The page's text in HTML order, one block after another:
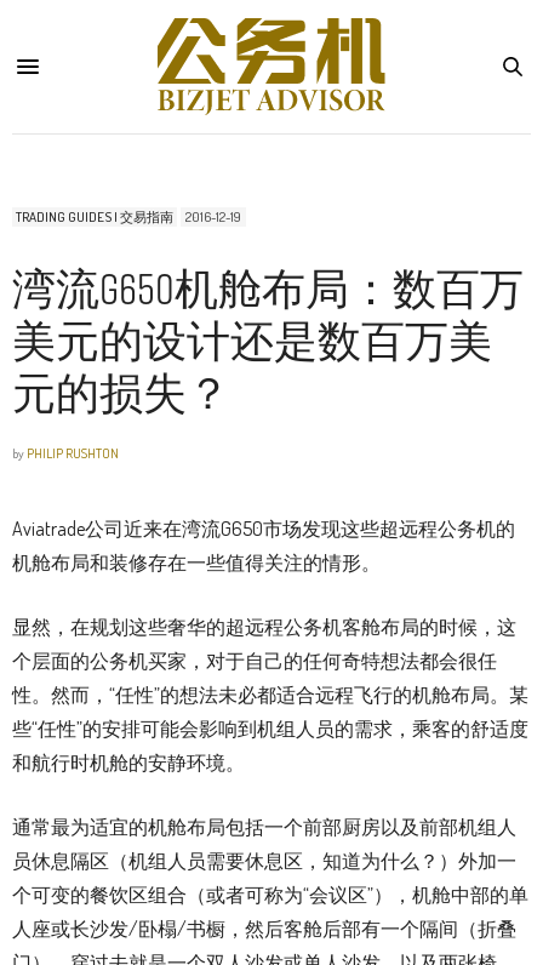
TRADING GUIDES | 交易指南 2016-12-19
湾流G650机舱布局：数百万
美元的设计还是数百万美
元的损失？
by PHILIP RUSHTON
Aviatrade公司近来在湾流G650市场发现这些超远程公务机的
机舱布局和装修存在一些值得关注的情形。
显然，在规划这些奢华的超远程公务机客舱布局的时候，这
个层面的公务机买家，对于自己的任何奇特想法都会很任
性。然而，“任性”的想法未必都适合远程飞行的机舱布局。某
些“任性”的安排可能会影响到机组人员的需求，乘客的舒适度
和航行时机舱的安静环境。
通常最为适宜的机舱布局包括一个前部厨房以及前部机组人
员休息隔区（机组人员需要休息区，知道为什么？）外加一
个可变的餐饮区组合（或者可称为“会议区”），机舱中部的单
人座或长沙发/卧榻/书橱，然后客舱后部有一个隔间（折叠